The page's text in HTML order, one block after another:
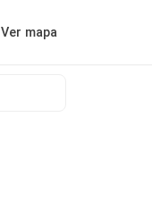
Ver mapa